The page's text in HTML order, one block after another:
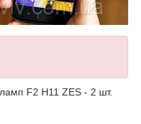
F2 H11 ZES - 2 шт.